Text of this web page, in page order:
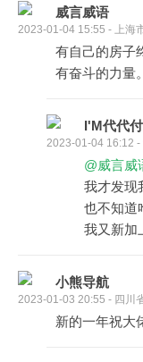
威言威语
2023-01-04 15:55 - 上海
有自己的房子
有奋斗的力量。
I'M代代付
2023-01-04 16:12 -
@威言威
我才发现
也不知道
我又新加
小熊导航
2023-01-03 20:55 - 四川
新的一年祝大